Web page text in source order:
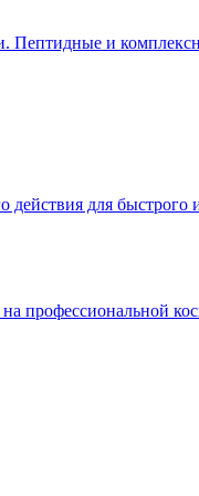
Пептидные и
для быстрого
профессиональной